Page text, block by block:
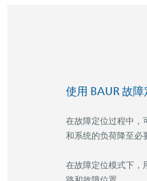
使用 BAUR 故
在故障定位过程中，
和系统的负荷降至必
在故障定位模式下，